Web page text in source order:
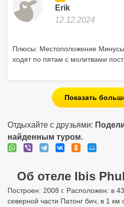
Erik
12.12.2024
Плюсы: Местоположение
ходят по пятам с молитвами
Показать
Отдыхайте с друзьями:
найденным туром.
Об отеле Ibis
Построен: 2008 г. Расположен: в
северной части Патонг бич, в 1 км